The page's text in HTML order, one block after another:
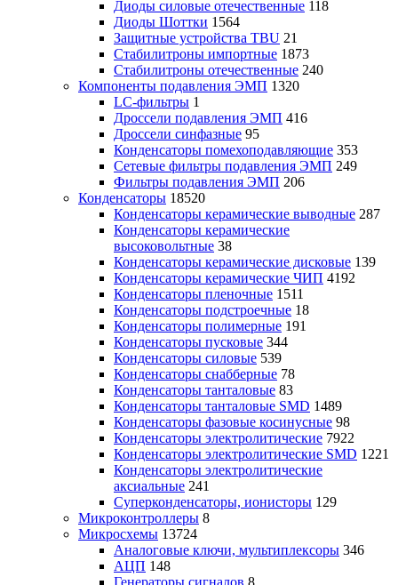
Диоды силовые отечественные 118
Диоды Шоттки 1564
Защитные устройства TBU 21
Стабилитроны импортные 1873
Стабилитроны отечественные 240
Компоненты подавления ЭМП 1320
LC-фильтры 1
Дроссели подавления ЭМП 416
Дроссели синфазные 95
Конденсаторы помехоподавляющие 353
Сетевые фильтры подавления ЭМП 249
Фильтры подавления ЭМП 206
Конденсаторы 18520
Конденсаторы керамические выводные 287
Конденсаторы керамические
высоковольтные 38
Конденсаторы керамические дисковые 139
Конденсаторы керамические ЧИП 4192
Конденсаторы пленочные 1511
Конденсаторы подстроечные 18
Конденсаторы полимерные 191
Конденсаторы пусковые 344
Конденсаторы силовые 539
Конденсаторы снабберные 78
Конденсаторы танталовые 83
Конденсаторы танталовые SMD 1489
Конденсаторы фазовые косинусные 98
Конденсаторы электролитические 7922
Конденсаторы электролитические SMD 1221
Конденсаторы электролитические
аксиальные 241
Суперконденсаторы, ионисторы 129
Микроконтроллеры 8
Микросхемы 13724
Аналоговые ключи, мультиплексоры 346
АЦП 148
Генераторы сигналов 8